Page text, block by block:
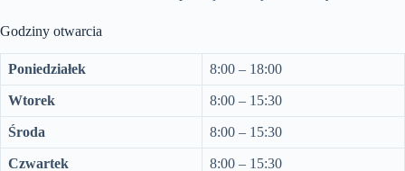
Godziny otwarcia
Poniedziałek 8:00 – 18:00
Wtorek 8:00 – 15:30
Środa 8:00 – 15:30
Czwartek 8:00 – 15:30